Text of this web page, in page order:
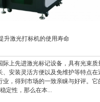
升激光打标机的使用寿命
上先进激光标记设备，具有光束质
安装灵活方便以及免维护等特点在
业，得到市场的一致亲睐与好评。它
定性，那么在本...